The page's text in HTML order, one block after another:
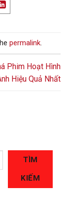
permalink.
Phim Hoạt Hình
Hiệu Quả Nhất
TÌM
KIẾM